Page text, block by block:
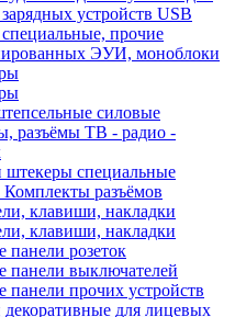
устройств USB
специальные, прочие
ЭУИ, моноблоки
силовые
разъёмы ТВ - радио -
специальные
разъёмов
клавиши, накладки
клавиши, накладки
панели розеток
панели выключателей
панели прочих устройств
декоративные для лицевых